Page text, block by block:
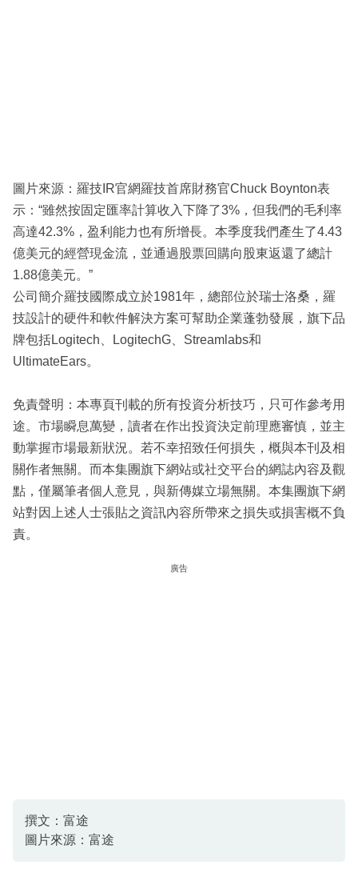
圖片來源：羅技IR官網羅技首席財務官Chuck Boynton表
示：“雖然按固定匯率計算收入下降了3%，但我們的毛利率
高達42.3%，盈利能力也有所增長。本季度我們產生了4.43
億美元的經營現金流，並通過股票回購向股東返還了總計
1.88億美元。”
公司簡介羅技國際成立於1981年，總部位於瑞士洛桑，羅
技設計的硬件和軟件解決方案可幫助企業蓬勃發展，旗下品
牌包括Logitech、LogitechG、Streamlabs和
UltimateEars。
免責聲明：本專頁刊載的所有投資分析技巧，只可作參考用
途。市場瞬息萬變，讀者在作出投資決定前理應審慎，並主
動掌握市場最新狀況。若不幸招致任何損失，概與本刊及相
關作者無關。而本集團旗下網站或社交平台的網誌內容及觀
點，僅屬筆者個人意見，與新傳媒立場無關。本集團旗下網
站對因上述人士張貼之資訊內容所帶來之損失或損害概不負
責。
廣告
撰文：富途
圖片來源：富途